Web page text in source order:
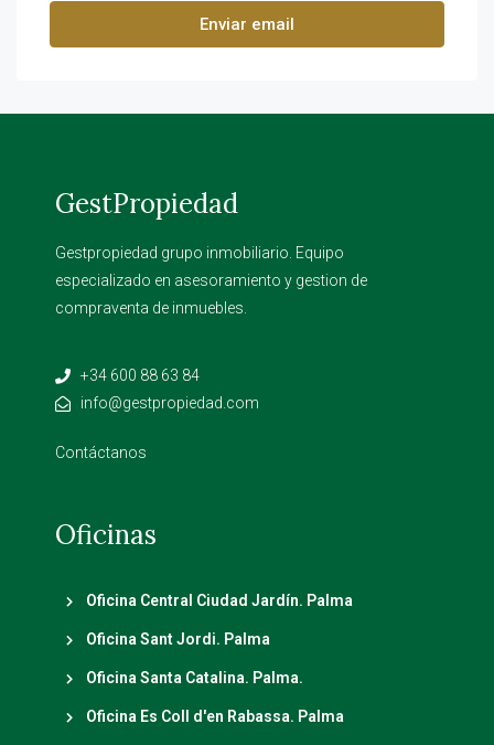
Enviar email
GestPropiedad
Gestpropiedad grupo inmobiliario. Equipo
especializado en asesoramiento y gestion de
compraventa de inmuebles.
+34 600 88 63 84
info@gestpropiedad.com
Contáctanos
Oficinas
Oficina Central Ciudad Jardín. Palma
Oficina Sant Jordi. Palma
Oficina Santa Catalina. Palma.
Oficina Es Coll d'en Rabassa. Palma